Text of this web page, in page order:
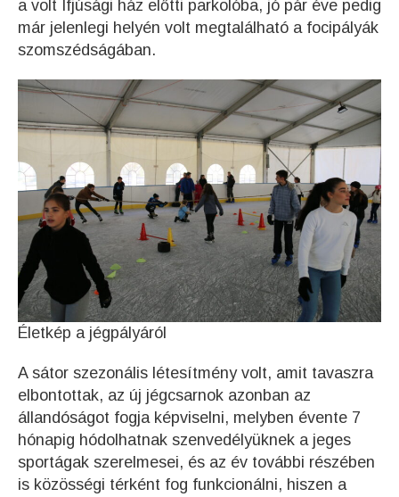
a volt Ifjúsági ház előtti parkolóba, jó pár éve pedig
már jelenlegi helyén volt megtalálható a focipályák
szomszédságában.
Életkép a jégpályáról
A sátor szezonális létesítmény volt, amit tavaszra
elbontottak, az új jégcsarnok azonban az
állandóságot fogja képviselni, melyben évente 7
hónapig hódolhatnak szenvedélyüknek a jeges
sportágak szerelmesei, és az év további részében
is közösségi térként fog funkcionálni, hiszen a